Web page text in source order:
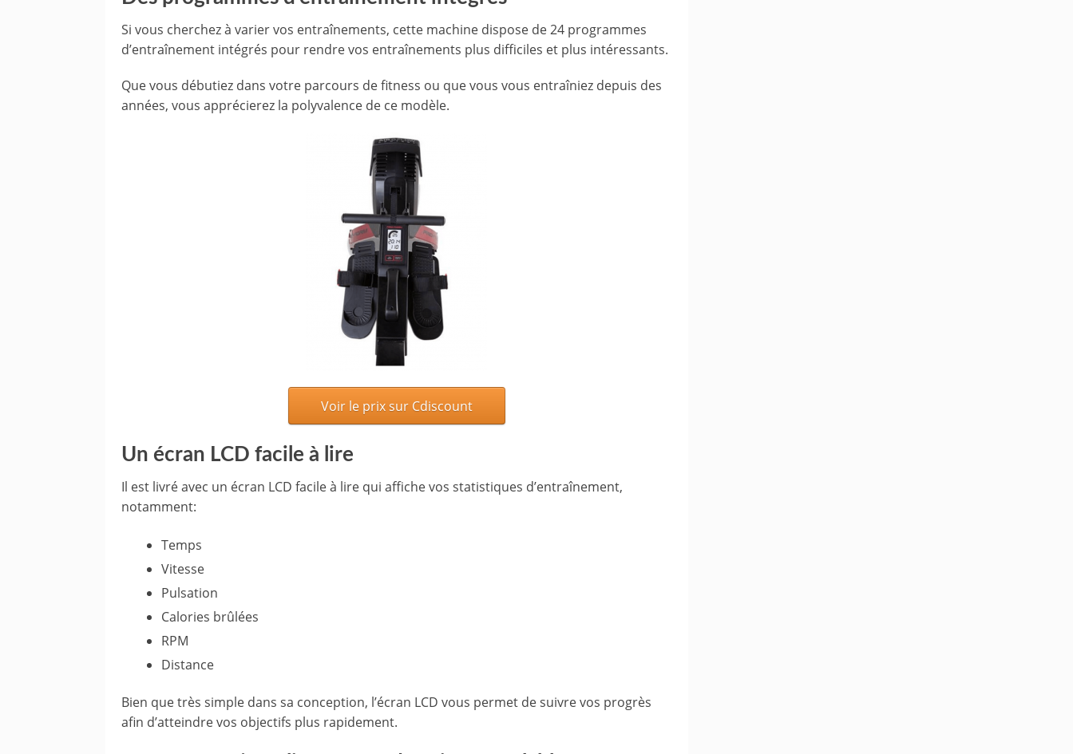
Si vous cherchez à varier vos entraînements, cette machine dispose de 24 programmes
d’entraînement intégrés pour rendre vos entraînements plus difficiles et plus intéressants.
Que vous débutiez dans votre parcours de fitness ou que vous vous entraîniez depuis des
années, vous apprécierez la polyvalence de ce modèle.
Voir le prix sur Cdiscount
Un écran LCD facile à lire
Il est livré avec un écran LCD facile à lire qui affiche vos statistiques d’entraînement,
notamment:
Temps
Vitesse
Pulsation
Calories brûlées
RPM
Distance
Bien que très simple dans sa conception, l’écran LCD vous permet de suivre vos progrès
afin d’atteindre vos objectifs plus rapidement.